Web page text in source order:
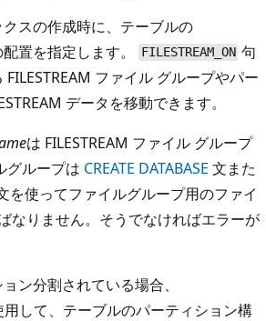
スの作成時に、テーブルの
置を指定します。
FILESTREAM_ON 句
ファイル グループやパー
データを移動できます。
は FILESTREAM ファイル グループ
グループは CREATE DATABASE 文また
を使ってファイルグループ用のファイ
なりません。そうでなければエラーが
ン分割されている場合、
用して、テーブルのパーティション構